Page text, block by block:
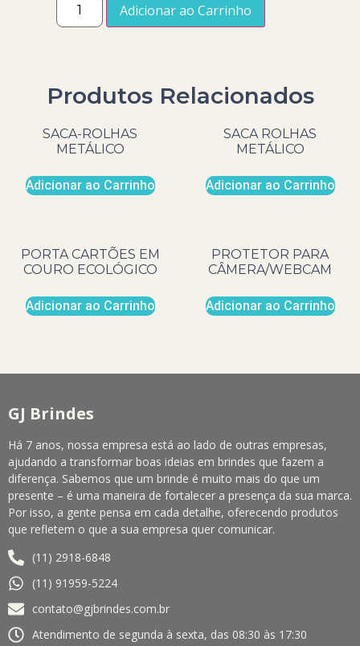
Adicionar ao Carrinho
Produtos Relacionados
SACA-ROLHAS
METÁLICO
Adicionar ao Carrinho
SACA ROLHAS
METÁLICO
Adicionar ao Carrinho
PORTA CARTÕES EM
COURO ECOLÓGICO
Adicionar ao Carrinho
PROTETOR PARA
CÂMERA/WEBCAM
Adicionar ao Carrinho
GJ Brindes
Há 7 anos, nossa empresa está ao lado de outras empresas,
ajudando a transformar boas ideias em brindes que fazem a
diferença. Sabemos que um brinde é muito mais do que um
presente – é uma maneira de fortalecer a presença da sua marca.
Por isso, a gente pensa em cada detalhe, oferecendo produtos
que refletem o que a sua empresa quer comunicar.
(11) 2918-6848
(11) 91959-5224
contato@gjbrindes.com.br
Atendimento de segunda à sexta, das 08:30 às 17:30